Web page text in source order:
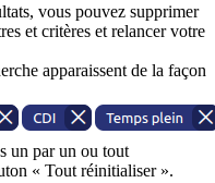
vous pouvez supprimer
et critères et relancer votre
apparaissent de la façon
un par un ou tout
« Tout réinitialiser ».